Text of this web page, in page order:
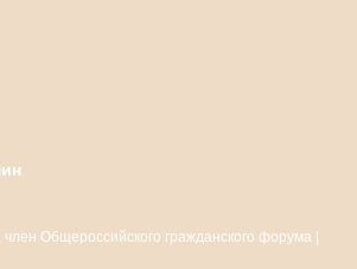
Общероссийского гражданского форума |